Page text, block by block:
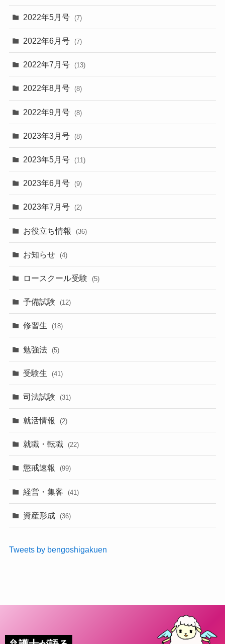
2022年5月号 (7)
2022年6月号 (7)
2022年7月号 (13)
2022年8月号 (8)
2022年9月号 (8)
2023年3月号 (8)
2023年5月号 (11)
2023年6月号 (9)
2023年7月号 (2)
お役立ち情報 (36)
お知らせ (4)
ロースクール受験 (5)
予備試験 (12)
修習生 (18)
勉強法 (5)
受験生 (41)
司法試験 (31)
就活情報 (2)
就職・転職 (22)
懲戒速報 (99)
経営・集客 (41)
資産形成 (36)
Tweets by bengoshigakuen